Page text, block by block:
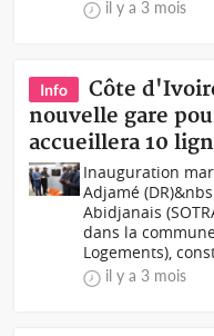
il y a 3 mois
Info
Côte
nouvelle gare
accueillera 10
Inauguration
Adjamé
Abidjanais
dans la
Logements),
il y a 3 mois